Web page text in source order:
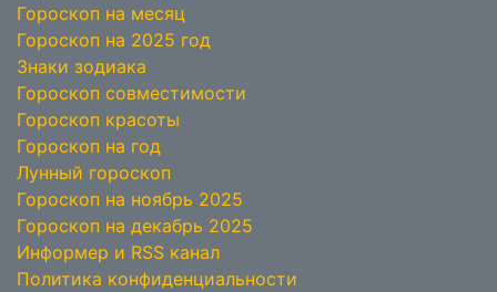
Гороскоп на месяц
Гороскоп на 2025 год
Знаки зодиака
Гороскоп совместимости
Гороскоп красоты
Гороскоп на год
Лунный гороскоп
Гороскоп на ноябрь 2025
Гороскоп на декабрь 2025
Информер и RSS канал
Политика конфиденциальности